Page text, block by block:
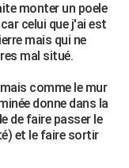
monter un poele
celui que j'ai est
mais qui ne
mal situé.
comme le mur
donne dans la
de faire passer le
et le faire sortir